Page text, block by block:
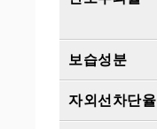
보습성분
자외선차단율